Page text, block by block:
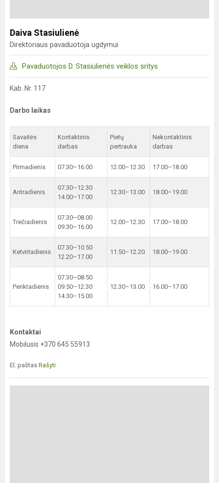
Daiva Stasiulienė
Direktoriaus pavaduotoja ugdymui
Pavaduotojos D. Stasiulienės veiklos sritys
Kab. Nr. 117
Darbo laikas
Savaitės
diena
Kontaktinis
darbas
Pietų
pertrauka
Nekontaktinis
darbas
Pirmadienis 07.30–16.00 12.00–12.30 17.00–18.00
Antradienis
07.30–12.30
14.00–17.00
12.30–13.00 18.00–19.00
Trečiadienis
07.30–08.00
09.30–16.00
12.00–12.30 17.00–18.00
Ketvirtadienis
07.30–10.50
12.20–17.00
11.50–12.20 18.00–19.00
Penktadienis
07.30–08.50
09.50–12.30
14.30–15.00
12.30–13.00 16.00–17.00
Kontaktai
Mobilusis +370 645 55913
El. paštas Rašyti